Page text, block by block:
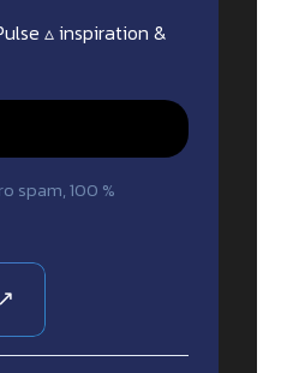
▵ inspiration &
spam, 100 %